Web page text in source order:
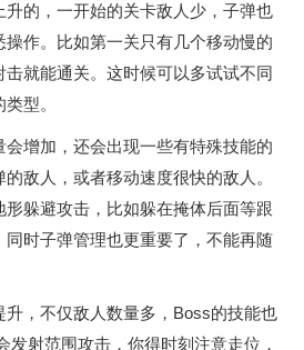
的，一开始的关卡敌人少，子弹也
操作。比如第一关只有几个移动慢的
就能通关。这时候可以多试试不同
型。
增加，还会出现一些有特殊技能的
敌人，或者移动速度很快的敌人。
躲避攻击，比如躲在掩体后面等跟
同时子弹管理也更重要了，不能再随
升，不仅敌人数量多，Boss的技能也
发射范围攻击，你得时刻注意走位，